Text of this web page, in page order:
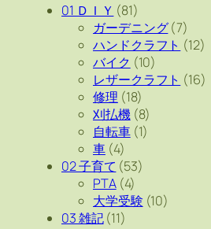
01 ＤＩＹ (81)
ガーデニング(7)
ハンドクラフト (12)
バイク (10)
レザークラフト (16)
修理 (18)
刈払機(8)
自転車(1)
車(4)
02 子育て (53)
PTA(4)
大学受験 (10)
03 雑記(11)